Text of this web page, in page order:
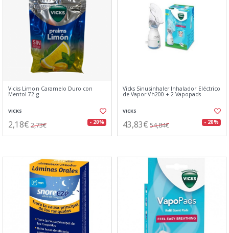
Vicks Limon Caramelo Duro con
Mentol 72 g
VICKS
2,18€ 2,73€ - 20%
Vicks Sinusinhaler Inhalador Eléctrico
de Vapor Vh200 + 2 Vapopads
VICKS
43,83€ 54,84€ - 20%